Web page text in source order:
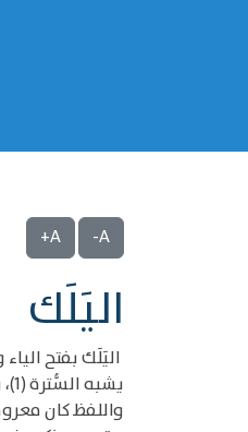
A-
A+
اليَلَك
اليَلَك بفتح
يشبه السُّترة (1)، وفى العربية: اليلك لباس بلا أكمام يُلبس على الصدر فيدفع عنه الهواء، ويرادفه في العربية: الصدرية أو الصدار، والجمع له: يلكات (2).
واللفظ كان